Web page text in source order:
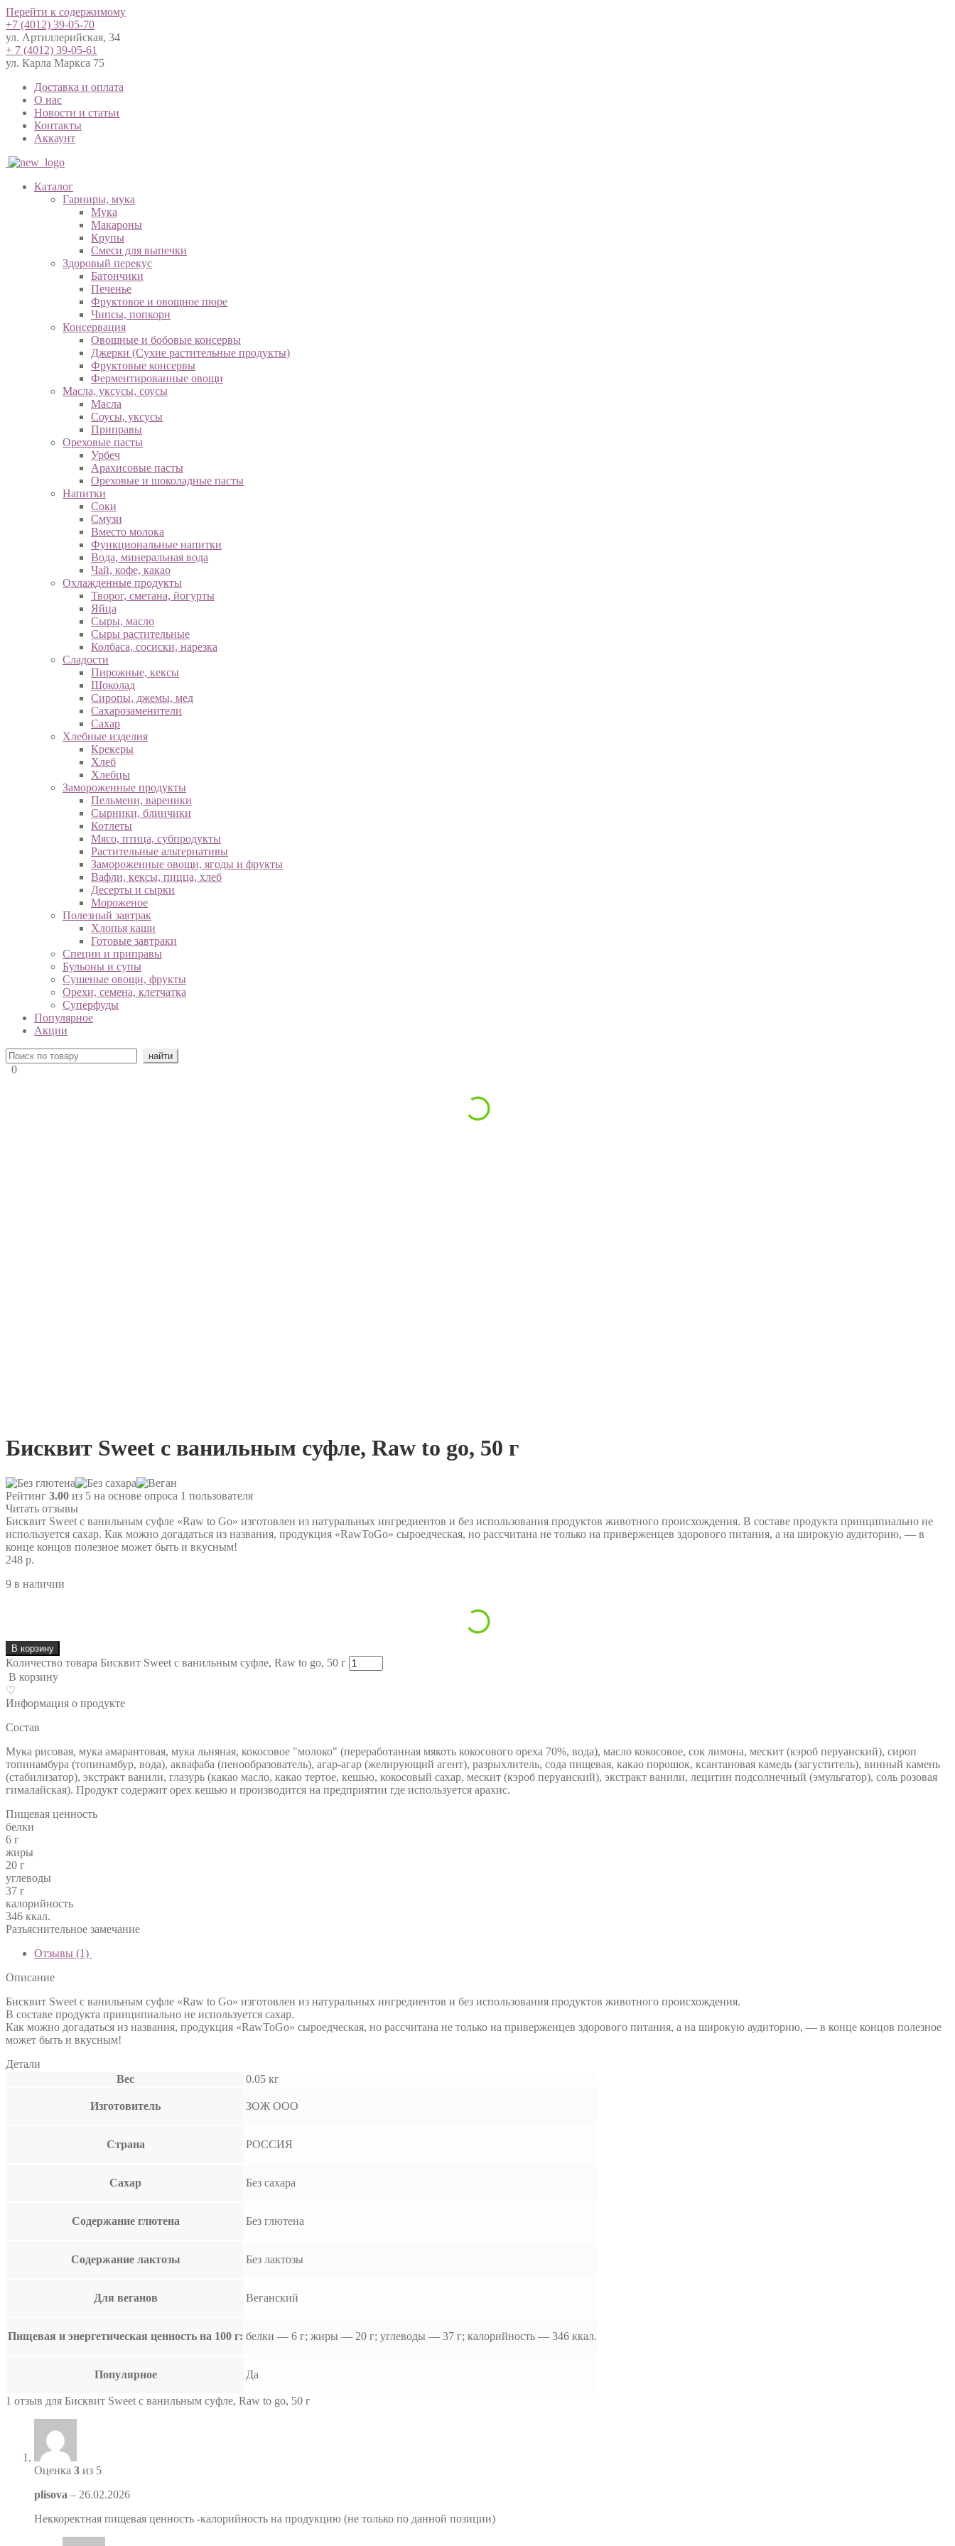
Перейти к содержимому
+7 (4012) 39-05-70
ул. Артиллерийская, 34
+ 7 (4012) 39-05-61
ул. Карла Маркса 75
Доставка и оплата
О нас
Новости и статьи
Контакты
Аккаунт
Каталог
Гарниры, мука
Мука
Макароны
Крупы
Смеси для выпечки
Здоровый перекус
Батончики
Печенье
Фруктовое и овощное пюре
Чипсы, попкорн
Консервация
Овощные и бобовые консервы
Джерки (Сухие растительные продукты)
Фруктовые консервы
Ферментированные овощи
Масла, уксусы, соусы
Масла
Соусы, уксусы
Приправы
Ореховые пасты
Урбеч
Арахисовые пасты
Ореховые и шоколадные пасты
Напитки
Соки
Смузи
Вместо молока
Функциональные напитки
Вода, минеральная вода
Чай, кофе, какао
Охлажденные продукты
Творог, сметана, йогурты
Яйца
Сыры, масло
Сыры растительные
Колбаса, сосиски, нарезка
Сладости
Пирожные, кексы
Шоколад
Сиропы, джемы, мед
Сахарозаменители
Сахар
Хлебные изделия
Крекеры
Хлеб
Хлебцы
Замороженные продукты
Пельмени, вареники
Сырники, блинчики
Котлеты
Мясо, птица, субпродукты
Растительные альтернативы
Замороженные овощи, ягоды и фрукты
Вафли, кексы, пицца, хлеб
Десерты и сырки
Мороженое
Полезный завтрак
Хлопья каши
Готовые завтраки
Специи и приправы
Бульоны и супы
Сушеные овощи, фрукты
Орехи, семена, клетчатка
Суперфуды
Популярное
Акции
0
Бисквит Sweet с ванильным суфле, Raw to go, 50 г
Рейтинг 3.00 из 5 на основе опроса 1 пользователя
Читать отзывы
Бисквит Sweet с ванильным суфле «Raw to Go» изготовлен из натуральных ингредиентов и без использования продуктов животного происхождения. В составе продукта принципиально не
используется сахар. Как можно догадаться из названия, продукция «RawToGo» сыроедческая, но рассчитана не только на приверженцев здорового питания, а на широкую аудиторию, — в
конце концов полезное может быть и вкусным!
248 р.
9 в наличии
В корзину
Количество товара Бисквит Sweet с ванильным суфле, Raw to go, 50 г
В корзину
♡
Информация о продукте
Состав
Мука рисовая, мука амарантовая, мука льняная, кокосовое "молоко" (переработанная мякоть кокосового ореха 70%, вода), масло кокосовое, сок лимона, мескит (кэроб перуанский), сироп
топинамбура (топинамбур, вода), аквафаба (пенообразователь), агар-агар (желирующий агент), разрыхлитель, сода пищевая, какао порошок, ксантановая камедь (загуститель), винный камень
(стабилизатор), экстракт ванили, глазурь (какао масло, какао тертое, кешью, кокосовый сахар, мескит (кэроб перуанский), экстракт ванили, лецитин подсолнечный (эмульгатор), соль розовая
гималайская). Продукт содержит орех кешью и производится на предприятии где используется арахис.
Пищевая ценность
белки
6 г
жиры
20 г
углеводы
37 г
калорийность
346 ккал.
Разъяснительное замечание
Отзывы (1)
Описание
Бисквит Sweet с ванильным суфле «Raw to Go» изготовлен из натуральных ингредиентов и без использования продуктов животного происхождения.
В составе продукта принципиально не используется сахар.
Как можно догадаться из названия, продукция «RawToGo» сыроедческая, но рассчитана не только на приверженцев здорового питания, а на широкую аудиторию, — в конце концов полезное
может быть и вкусным!
Детали
Вес
0.05 кг
Изготовитель ЗОЖ ООО
Страна РОССИЯ
Сахар Без сахара
Содержание глютена Без глютена
Содержание лактозы Без лактозы
Для веганов Веганский
Пищевая и энергетическая ценность на 100 г: белки — 6 г; жиры — 20 г; углеводы — 37 г; калорийность — 346 ккал.
Популярное Да
1 отзыв для Бисквит Sweet с ванильным суфле, Raw to go, 50 г
Оценка 3 из 5
plisova – 26.02.2026
Неккоректная пищевая ценность -калорийность на продукцию (не только по данной позиции)